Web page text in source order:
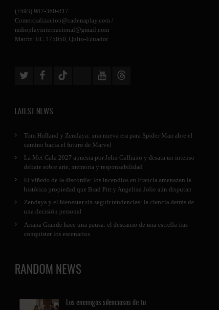
(+593) 987-360-817
Comercializacion@cadenaplay.com /
radioplayinternacional@gmail.com
Matriz: EC 175050, Quito-Ecuador
LATEST NEWS
Tom Holland y Zendaya: una nueva era para Spider-Man abre el
camino hacia el futuro de Marvel
La Met Gala 2027 apuesta por John Galliano y desata un intenso
debate sobre arte, memoria y responsabilidad
El viñedo de la discordia: los incendios en Francia amenazan la
histórica propiedad que Brad Pitt y Angelina Jolie aún disputan
Zendaya y el bienestar sin seguir tendencias: la ciencia detrás de
una decisión personal
Ariana Grande hace una pausa: el descanso de una estrella tras
conquistar los escenarios
RANDOM NEWS
Los enemigos silenciosos de tu